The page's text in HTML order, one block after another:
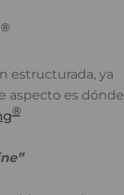
®
estructurada, ya
aspecto es dónde
®